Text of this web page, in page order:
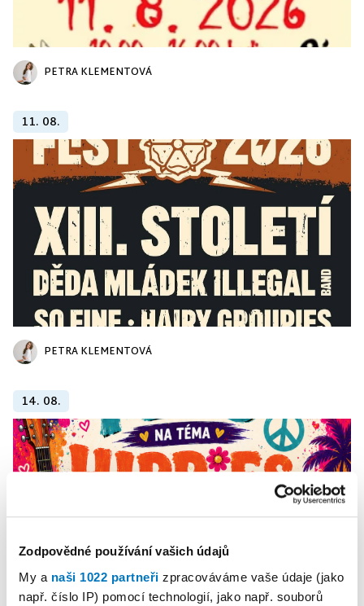
Zodpovědné používání vašich údajů
My a naši 1022 partneři zpracováváme vaše údaje (jako
např. číslo IP) pomocí technologií, jako např. souborů
PETRA KLEMENTOVÁ
11. 08.
PETRA KLEMENTOVÁ
14. 08.